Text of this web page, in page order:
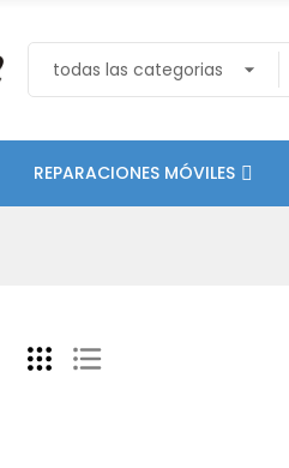
REPARACIONES MÓVILES